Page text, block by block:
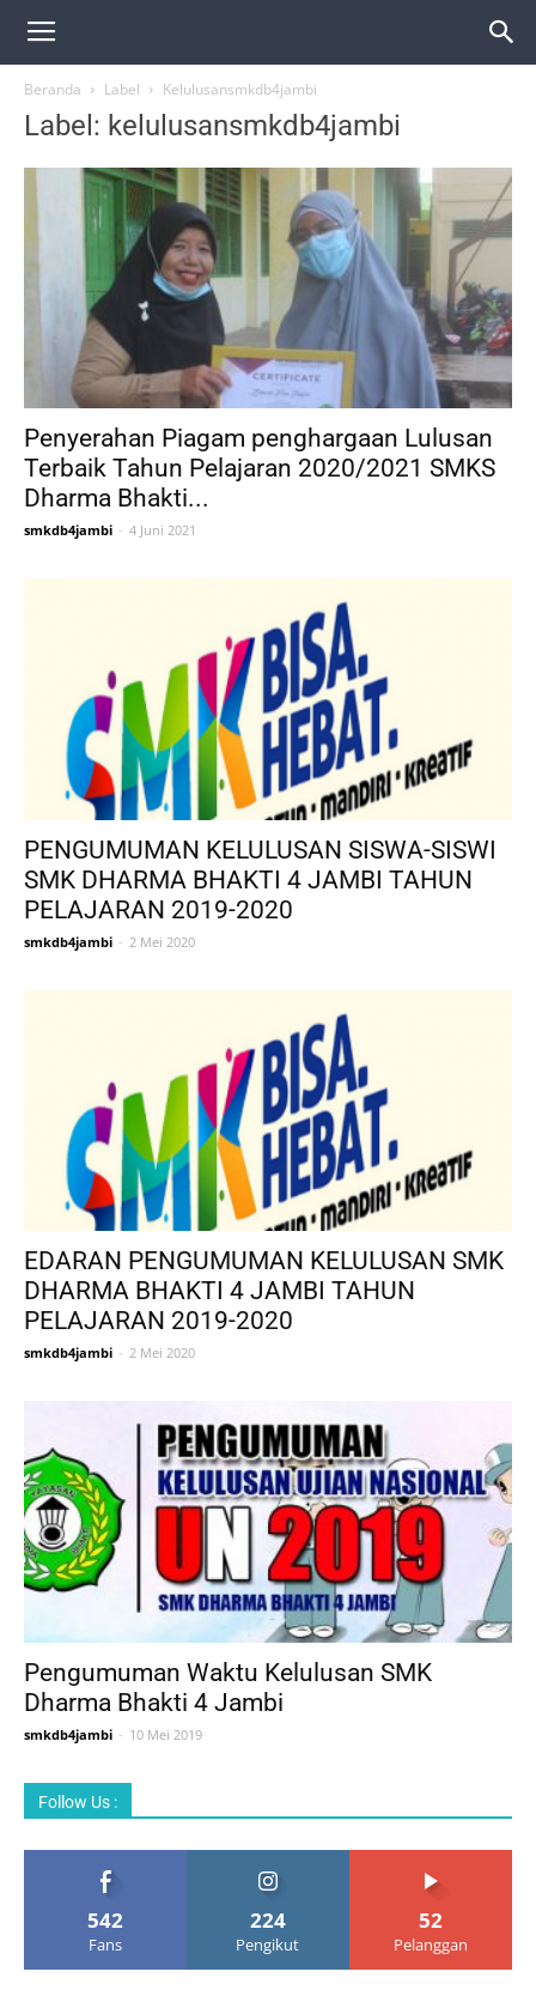
Beranda Label Kelulusansmkdb4jambi
Label: kelulusansmkdb4jambi
Penyerahan Piagam penghargaan Lulusan
Terbaik Tahun Pelajaran 2020/2021 SMKS
Dharma Bhakti...
smkdb4jambi - 4 Juni 2021
PENGUMUMAN KELULUSAN SISWA-SISWI
SMK DHARMA BHAKTI 4 JAMBI TAHUN
PELAJARAN 2019-2020
smkdb4jambi - 2 Mei 2020
EDARAN PENGUMUMAN KELULUSAN SMK
DHARMA BHAKTI 4 JAMBI TAHUN
PELAJARAN 2019-2020
smkdb4jambi - 2 Mei 2020
Pengumuman Waktu Kelulusan SMK
Dharma Bhakti 4 Jambi
smkdb4jambi - 10 Mei 2019
Follow Us :
542
Fans
224
Pengikut
52
Pelanggan